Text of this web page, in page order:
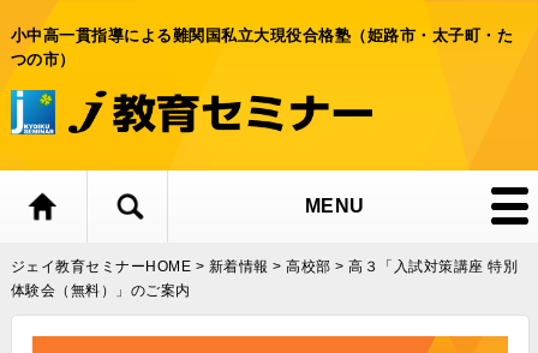
小中高一貫指導による難関国私立大現役合格塾（姫路市・太子町・た
つの市）
MENU
ジェイ教育セミナーHOME > 新着情報 >高校部 >高３「入試対策講座 特別
体験会（無料）」のご案内